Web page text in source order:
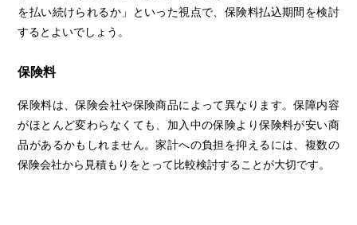
を払い続けられるか」といった視点で、保険料払込期間を検討
するとよいでしょう。
保険料
保険料は、保険会社や保険商品によって異なります。保障内容
がほとんど変わらなくても、加入中の保険より保険料が安い商
品があるかもしれません。家計への負担を抑えるには、複数の
保険会社から見積もりをとって比較検討することが大切です。